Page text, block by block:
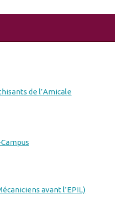
de l’Amicale
avant l’EPIL)